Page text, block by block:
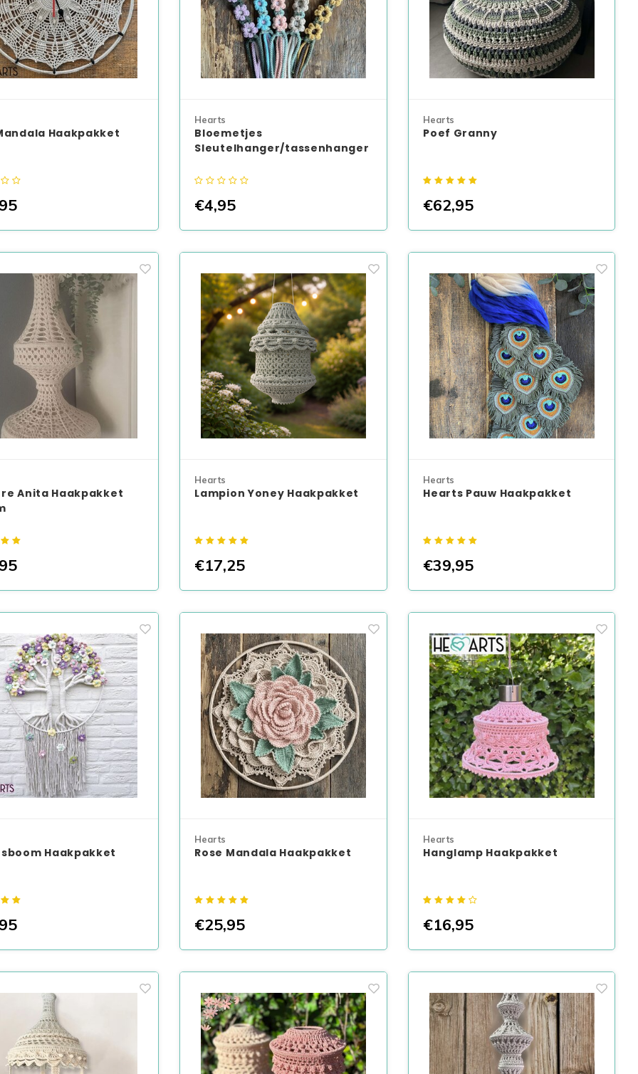
Haakpakket
Hearts
Bloemetjes
Sleutelhanger/tassenhanger
€4,95
Hearts
Poef Granny
€62,95
Anita Haakpakket
Hearts
Lampion Yoney Haakpakket
€17,25
Hearts
Hearts Pauw Haakpakket
€39,95
Haakpakket
Hearts
Rose Mandala Haakpakket
€25,95
Hearts
Hanglamp Haakpakket
€16,95